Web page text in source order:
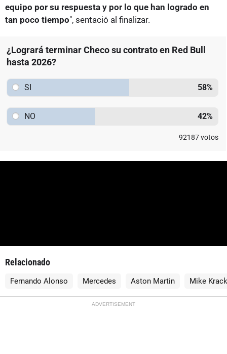
equipo por su respuesta y por lo que han logrado en
tan poco tiempo", sentació al finalizar.
¿Logrará terminar Checo su contrato en Red Bull
hasta 2026?
SI 58%
NO 42%
92187votos
Relacionado
Fernando Alonso Mercedes Aston Martin Mike Krack
ADVERTISEMENT